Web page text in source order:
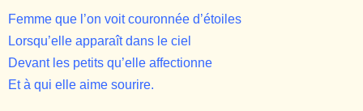
Femme que l’on voit couronnée d’étoiles
Lorsqu’elle apparaît dans le ciel
Devant les petits qu’elle affectionne
Et à qui elle aime sourire.